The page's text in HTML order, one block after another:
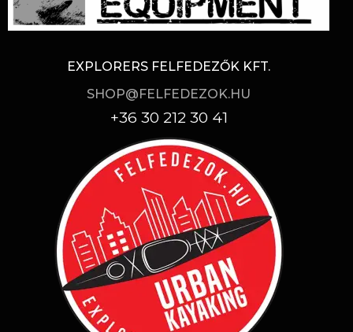
EXPLORERS FELFEDEZŐK KFT.
SHOP@FELFEDEZOK.HU
+36 30 212 30 41